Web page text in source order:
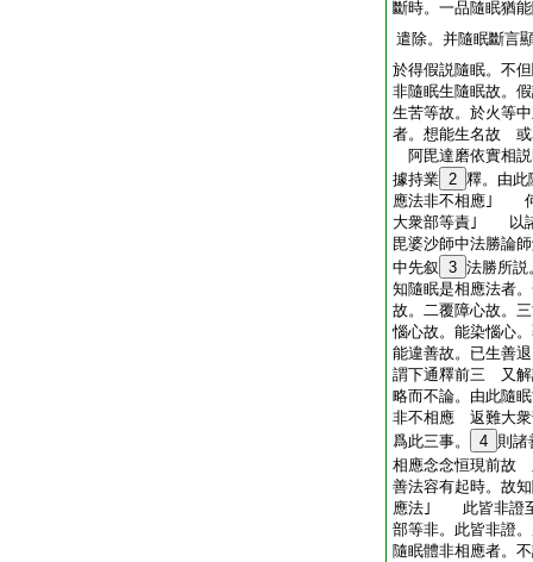
斷時。一品隨眠猶
遣除。并隨眠斷言
於得假説隨眠。不
非隨眠生隨眠故。
生苦等故。於火等
者。想能生名故 或
阿毘達磨依實相
據持業 2 釋。由此
應法非不相應｣ 何
大衆部等責｣ 以諸
毘婆沙師中法勝論
中先叙 3 法勝所
知隨眠是相應法者
故。二覆障心故。
惱心故。能染惱心
能違善故。已生善
謂下通釋前三 又解
略而不論。由此隨
非不相應 返難大衆
爲此三事。
4 則諸
相應念念恒現前故
善法容有起時。故
應法｣ 此皆非證至
部等非。此皆非證
隨眠體非相應者。